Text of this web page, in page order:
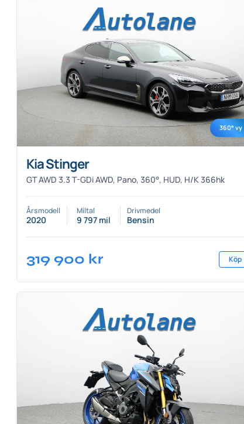
360° vy
Kia Stinger
GT AWD 3.3 T-GDi AWD, Pano, 360°, HUD, H/K 366hk
Årsmodell
2020
Miltal
9 797 mil
Drivmedel
Bensin
319 900 kr Köp